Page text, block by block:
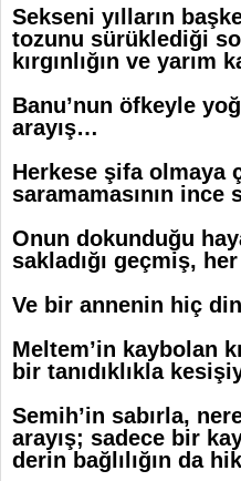
Sekseni yılların
tozunu sürüklediği
kırgınlığın ve
Banu’nun öfkeyle
arayış…
Herkese şifa olmaya
saramamasının ince
Onun dokunduğu
sakladığı geçmiş,
Ve bir annenin hiç
Meltem’in kaybolan
bir tanıdıklıkla
Semih’in sabırla,
arayış; sadece bir
derin bağlılığın da